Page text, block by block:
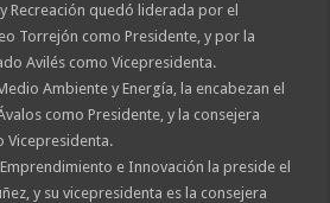
Recreación quedó liderada por el
Torrejón como Presidente, y por la
Avilés como Vicepresidenta.
Ambiente y Energía, la encabezan el
como Presidente, y la consejera
Vicepresidenta.
e Innovación la preside el
y su vicepresidenta es la consejera